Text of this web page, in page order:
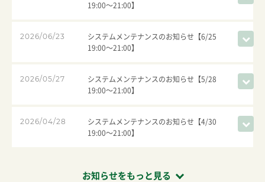
19:00～21:00】
2026/06/23
システムメンテナンスのお知らせ【6/25
19:00～21:00】
2026/05/27
システムメンテナンスのお知らせ【5/28
19:00～21:00】
2026/04/28
システムメンテナンスのお知らせ【4/30
19:00～21:00】
お知らせをもっと見る